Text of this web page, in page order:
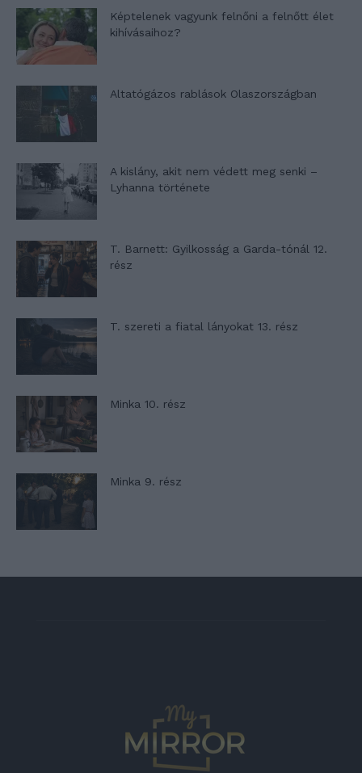
Képtelenek vagyunk felnőni a felnőtt élet
kihívásaihoz?
Altatógázos rablások Olaszországban
A kislány, akit nem védett meg senki –
Lyhanna története
T. Barnett: Gyilkosság a Garda-tónál 12.
rész
T. szereti a fiatal lányokat 13. rész
Minka 10. rész
Minka 9. rész